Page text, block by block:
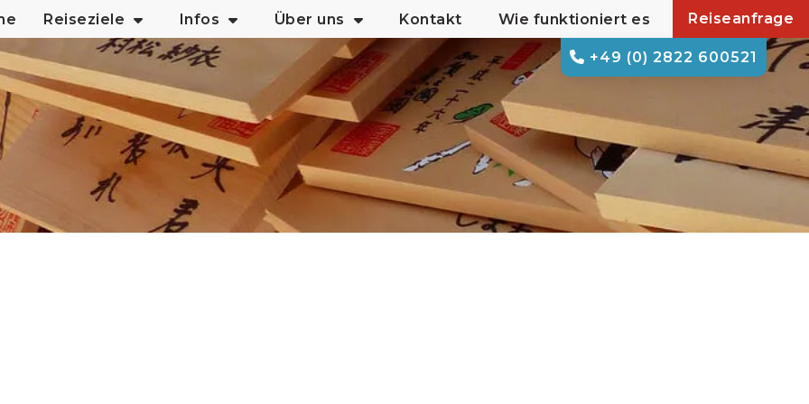
+49 (0) 2822 600521
Reiseziele Infos Über uns Kontakt Wie funktioniert es Reiseanfrage